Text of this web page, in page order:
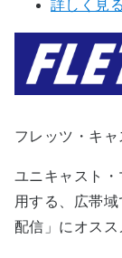
詳しく見る
フレッツ・キャ
ユニキャスト
用する、広帯
配信」にオスス